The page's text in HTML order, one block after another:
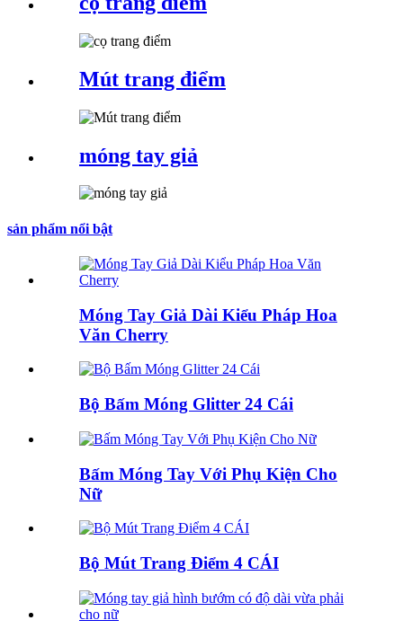
Mút trang điểm
móng tay giả
sản phẩm nổi bật
Móng Tay Giả Dài Kiểu Pháp Hoa
Văn Cherry
Bộ Bấm Móng Glitter 24 Cái
Bấm Móng Tay Với Phụ Kiện Cho
Nữ
Bộ Mút Trang Điểm 4 CÁI